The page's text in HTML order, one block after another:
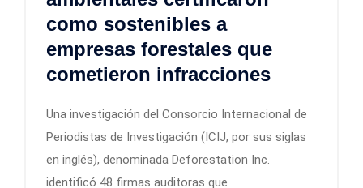
como sostenibles a
empresas forestales que
cometieron infracciones
Una investigación del Consorcio Internacional de
Periodistas de Investigación (ICIJ, por sus siglas
en inglés), denominada Deforestation Inc.
identificó 48 firmas auditoras que